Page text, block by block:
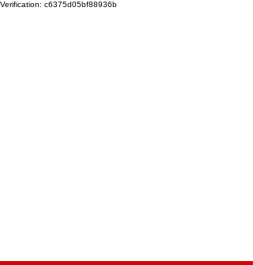
Verification: c6375d05bf88936b